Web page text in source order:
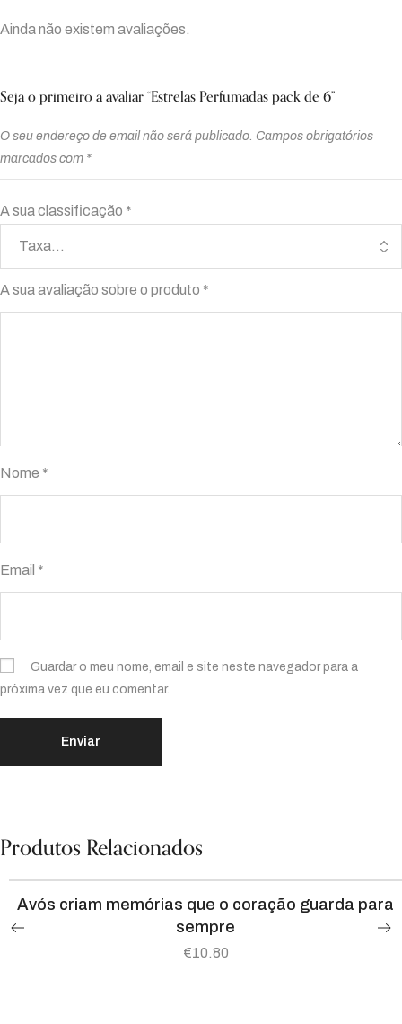
Ainda não existem avaliações.
Seja o primeiro a avaliar “Estrelas Perfumadas pack de 6”
O seu endereço de email não será publicado. Campos obrigatórios
marcados com *
A sua classificação *
A sua avaliação sobre o produto *
Nome *
Email *
Guardar o meu nome, email e site neste navegador para a
próxima vez que eu comentar.
Produtos Relacionados
Avós criam memórias que o coração guarda para
sempre
€10.80